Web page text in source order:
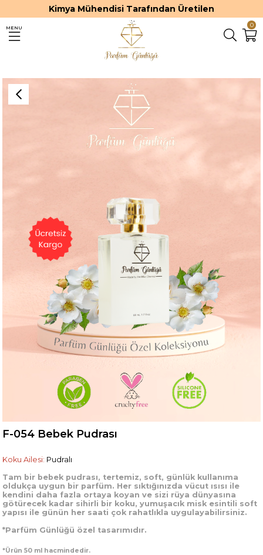
Kimya Mühendisi Tarafından Üretilen
0
MENU
F-054 Bebek Pudrası
Koku Ailesi: Pudralı
Tam bir bebek pudrası, tertemiz, soft, günlük kullanıma
oldukça uygun bir parfüm. Her sıktığınızda vücut ısısı ile
kendini daha fazla ortaya koyan ve sizi rüya dünyasına
götürecek kadar sihirli bir koku, yumuşacık misk esintili soft
yapısı ile günün her saati çok rahatlıkla uygulayabilirsiniz.
*Parfüm Günlüğü özel tasarımıdır.
*Ürün 50 ml hacmindedir.